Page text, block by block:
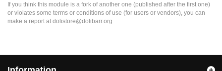
If you think this module is a fork of another one (published after the first one)
or violates some terms or conditions of use (for users or vendors), you can
make a report at dolistore@dolibarr.org